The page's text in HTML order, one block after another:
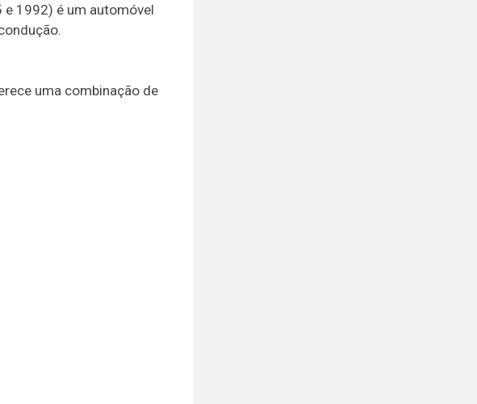
1992) é um automóvel
uma combinação de